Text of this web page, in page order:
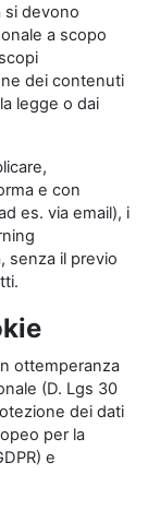
si devono
a scopo
dei contenuti
legge o dai
e con
es. via email), i
senza il previo
ottemperanza
(D. Lgs 30
dei dati
per la
e